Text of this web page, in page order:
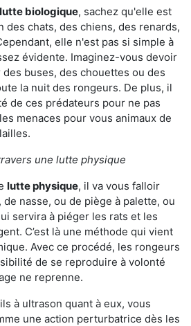
lutte biologique, sachez qu'elle est
des chats, des chiens, des renards,
elle n'est pas si simple à
évidente. Imaginez-vous devoir
buses, des chouettes ou des
la nuit des rongeurs. De plus, il
de ces prédateurs pour ne pas
menaces pour vous animaux de
une lutte physique
lutte physique, il va vous falloir
nasse, ou de piège à palette, ou
servira à piéger les rats et les
C’est là une méthode qui vient
Avec ce procédé, les rongeurs
de se reproduire à volonté
ne reprenne.
à ultrason quant à eux, vous
une action perturbatrice dès les